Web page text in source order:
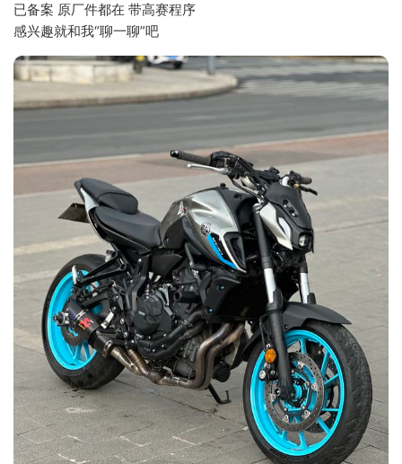
已备案 原厂件都在 带高赛程序
感兴趣就和我“聊一聊”吧